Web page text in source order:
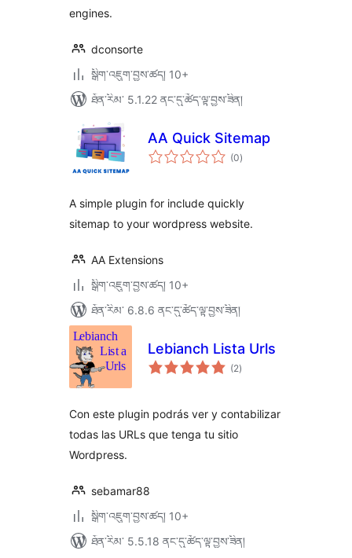
engines.
dconsorte
སྒྲིག་འཇུག་བྱས་ཚད། 10+
ཐོན་རིམ་ 5.1.22 ནང་དུ་ཚོད་ལྟ་བྱས་ཟིན།
AA Quick Sitemap
(0གདེང་
འཇོག་
)
A simple plugin for include quickly
sitemap to your wordpress website.
AA Extensions
སྒྲིག་འཇུག་བྱས་ཚད། 10+
ཐོན་རིམ་ 6.8.6 ནང་དུ་ཚོད་ལྟ་བྱས་ཟིན།
Lebianch Lista Urls
(2གདེང་
འཇོག་
)
Con este plugin podrás ver y contabilizar
todas las URLs que tenga tu sitio
Wordpress.
sebamar88
སྒྲིག་འཇུག་བྱས་ཚད། 10+
ཐོན་རིམ་ 5.5.18 ནང་དུ་ཚོད་ལྟ་བྱས་ཟིན།